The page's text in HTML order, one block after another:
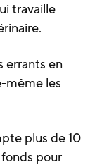
travaille
errants en
même les
plus de 10
pour